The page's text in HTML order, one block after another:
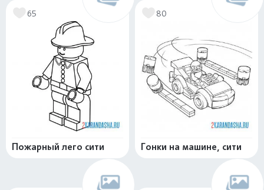
65
Пожарный лего сити
80
Гонки на машине, сити